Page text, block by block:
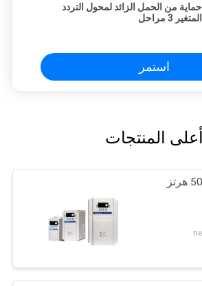
حماية من الحمل الزائد لمحول التردد
المتغير 3 مراحل
استمر
أعلى المنتجات